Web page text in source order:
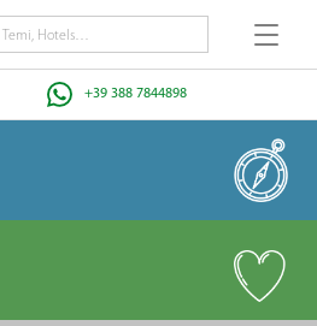
+39 388 7844898